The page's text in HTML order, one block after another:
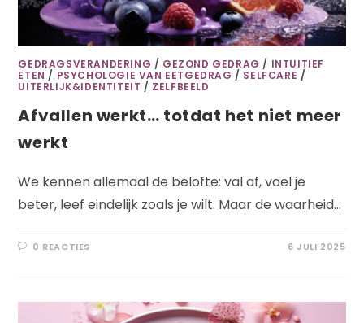
GEDRAGSVERANDERING / GEZOND GEDRAG / INTUITIEF
ETEN / PSYCHOLOGIE VAN EETGEDRAG / SELFCARE /
UITERLIJK&IDENTITEIT / ZELFBEELD
Afvallen werkt… totdat het niet meer
werkt
We kennen allemaal de belofte: val af, voel je
beter, leef eindelijk zoals je wilt. Maar de waarheid…
0 REACTIES 6 JULI 2025